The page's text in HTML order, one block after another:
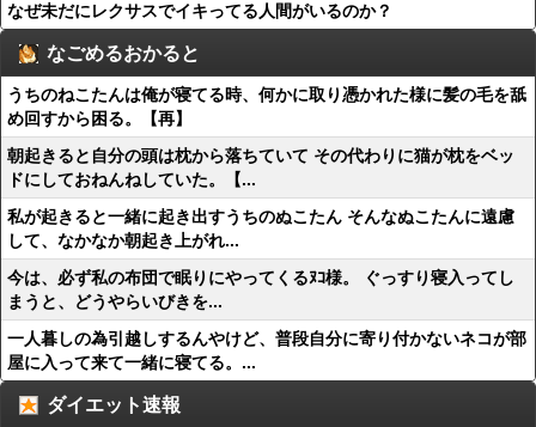
なぜ未だにレクサスでイキってる人間がいるのか？
なごめるおかると
うちのねこたんは俺が寝てる時、何かに取り憑かれた様に髪の毛を舐
め回すから困る。【再】
朝起きると自分の頭は枕から落ちていて その代わりに猫が枕をベッ
ドにしておねんねしていた。【...
私が起きると一緒に起き出すうちのぬこたん そんなぬこたんに遠慮
して、なかなか朝起き上がれ...
今は、必ず私の布団で眠りにやってくるﾇｺ様。 ぐっすり寝入ってし
まうと、どうやらいびきを...
一人暮しの為引越しするんやけど、普段自分に寄り付かないネコが部
屋に入って来て一緒に寝てる。...
ダイエット速報